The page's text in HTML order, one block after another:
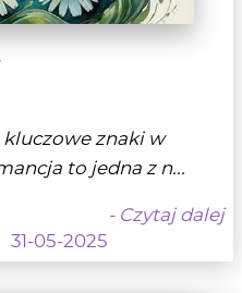
kluczowe znaki w
to jedna z n...
- Czytaj dalej
31-05-2025